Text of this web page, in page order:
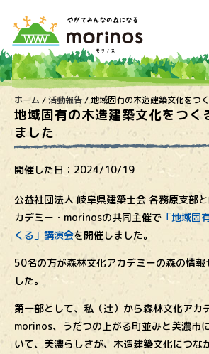
ホーム /活動報告/地域固有の木造建築文化をつ
地域固有の木造建築文化をつく
ました
開催した日： 2024/10/19
公益社団法人 岐阜県建築士会 各務原支部
カデミー・morinosの共同主催で 「地域固
くる」講演会を開催しました。
50名の方が森林文化アカデミーの森の情報
した。
第一部として、私（辻）から森林文化アカ
morinos、うだつの上がる町並みと美濃市
いて、美濃らしさが、木造建築文化につな